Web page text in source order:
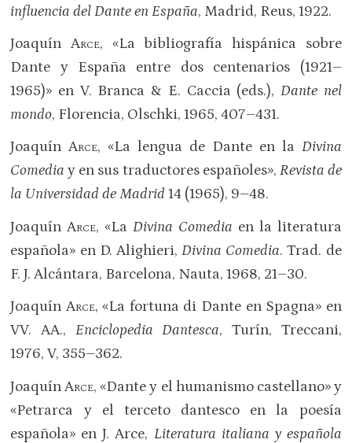
influencia del Dante en España, Madrid, Reus, 1922.
JoaquínArce, «La bibliografía hispánica sobre
Dante y España entre dos centenarios (1921–
1965)» en V. Branca & E. Caccia (eds.), Dante nel
mondo, Florencia, Olschki, 1965, 407–431.
JoaquínArce, «La lengua de Dante en la Divina
Comediay en sus traductores españoles», Revista de
la Universidad de Madrid14 (1965), 9–48.
JoaquínArce, «LaDivina Comedia en la literatura
española» en D. Alighieri,Divina Comedia. Trad. de
F. J. Alcántara, Barcelona, Nauta, 1968, 21–30.
Joaquín Arce, «La fortuna di Dante en Spagna» en
VV. AA., Enciclopedia Dantesca, Turín, Treccani,
1976, V, 355–362.
JoaquínArce, «Dante y el humanismo castellano» y
«Petrarca y el terceto dantesco en la poesía
española» en J. Arce, Literatura italiana y española